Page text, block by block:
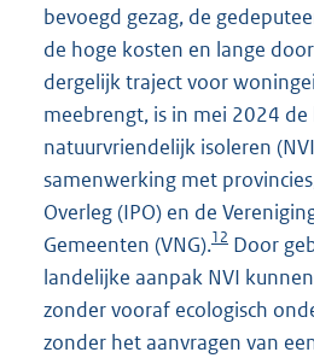
bevoegd gezag, de
de hoge kosten en lange
dergelijk traject voor
meebrengt, is in mei 2024
natuurvriendelijk isoleren
samenwerking met
Overleg (IPO) en de
Gemeenten (VNG).12 Door
landelijke aanpak NVI
zonder vooraf ecologisch
zonder het aanvragen van